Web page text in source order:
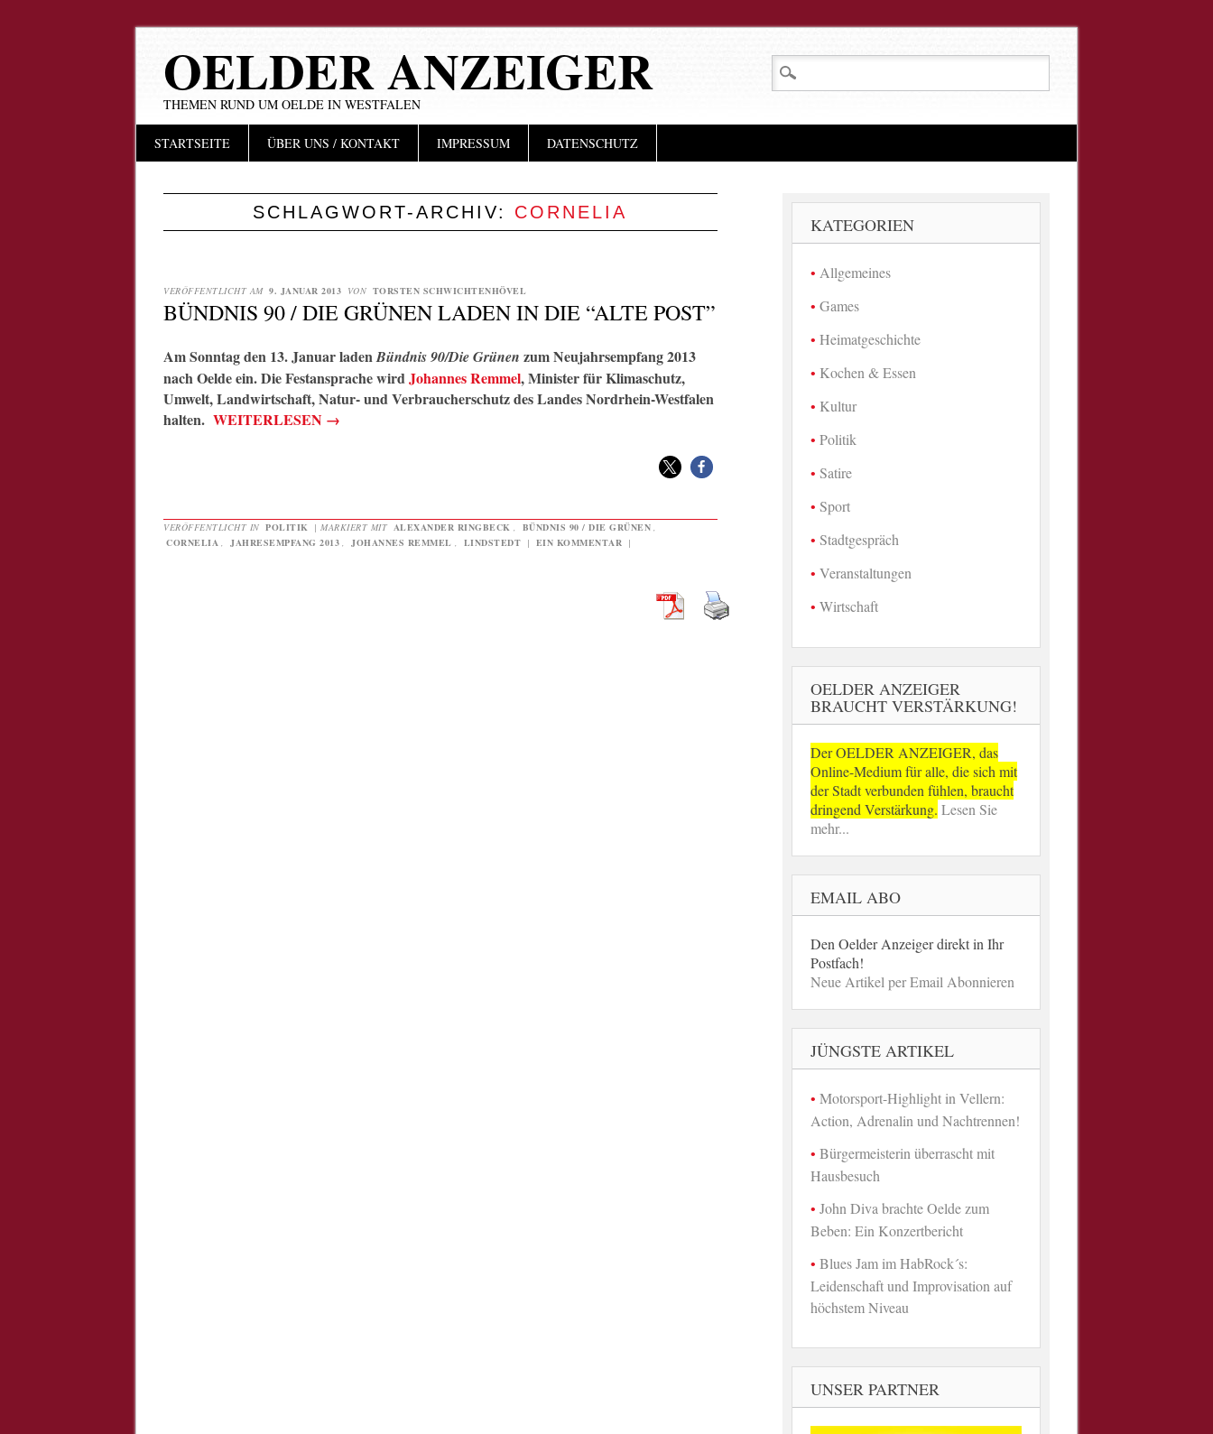
OELDER ANZEIGER
THEMEN RUND UM OELDE IN WESTFALEN
Hauptmenü
InhaltSTARTSEITE ÜBER UNS / KONTAKT IMPRESSUM DATENSCHUTZ
SCHLAGWORT-ARCHIV: CORNELIA
VERÖFFENTLICHT AM 9. JANUAR 2013 VON TORSTEN SCHWICHTENHÖVEL
BÜNDNIS 90 / DIE GRÜNEN LADEN IN DIE “ALTE POST”
Am Sonntag den 13. Januar ladenBündnis 90/Die Grünen zum Neujahrsempfang 2013
nach Oelde ein. Die Festansprache wirdJohannes Remmel, Minister für Klimaschutz,
Umwelt, Landwirtschaft, Natur- und Verbraucherschutz des Landes Nordrhein-Westfalen
halten. WEITERLESEN →
VERÖFFENTLICHT IN POLITIK | MARKIERT MIT ALEXANDER RINGBECK BÜNDNIS 90 / DIE GRÜNEN
CORNELIA
JAHRESEMPFANG 2013 JOHANNES REMMEL LINDSTEDT | EIN KOMMENTAR |
KATEGORIEN
Allgemeines
Games
Heimatgeschichte
Kochen & Essen
Kultur
Politik
Satire
Sport
Stadtgespräch
Veranstaltungen
Wirtschaft
OELDER ANZEIGER
BRAUCHT VERSTÄRKUNG!
Der OELDER ANZEIGER, das
Online-Medium für alle, die sich mit
der Stadt verbunden fühlen, braucht
dringend Verstärkung. Lesen Sie
mehr...
EMAIL ABO
Den Oelder Anzeiger direkt in Ihr
Postfach!
Neue Artikel per Email Abonnieren
JÜNGSTE ARTIKEL
Motorsport-Highlight in Vellern:
Action, Adrenalin und Nachtrennen!
Bürgermeisterin überrascht mit
Hausbesuch
John Diva brachte Oelde zum
Beben: Ein Konzertbericht
Blues Jam im HabRock´s:
Leidenschaft und Improvisation auf
höchstem Niveau
UNSER PARTNER